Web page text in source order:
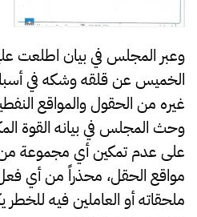
وعبر المجلس في بيان اطلعت
الخميس عن قلقه وشكه في
غيره من الحقول والمواقع
وحث المجلس في بيانه القوة
على عدم تمكين أي مجموعة من
مواقع الحقل، محذراً من أي
ملحقاته أو العاملين فيه